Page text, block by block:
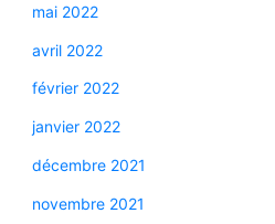
mai 2022
avril 2022
février 2022
janvier 2022
décembre 2021
novembre 2021